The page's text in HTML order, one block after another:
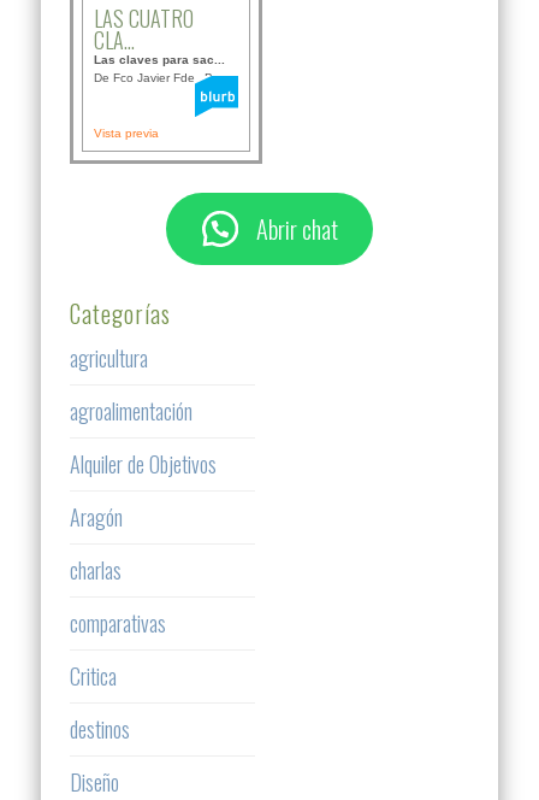
LAS CUATRO
CLA...
Las claves para sac...
De Fco Javier Fdez B...
Vista previa
Abrir chat
Categorías
agricultura
agroalimentación
Alquiler de Objetivos
Aragón
charlas
comparativas
Critica
destinos
Diseño